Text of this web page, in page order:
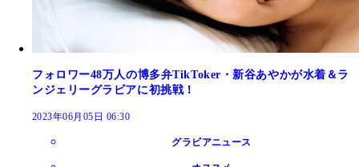
フォロワー48万人の博多弁TikToker・新谷あやかが水着＆ラ
ンジェリーグラビアに初挑戦！
2023年06月05日 06:30
グラビアニュース